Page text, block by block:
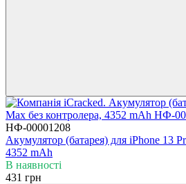
НФ-00001208
Акумулятор (батарея) для iPhone 13
4352 mAh
В наявності
431 грн